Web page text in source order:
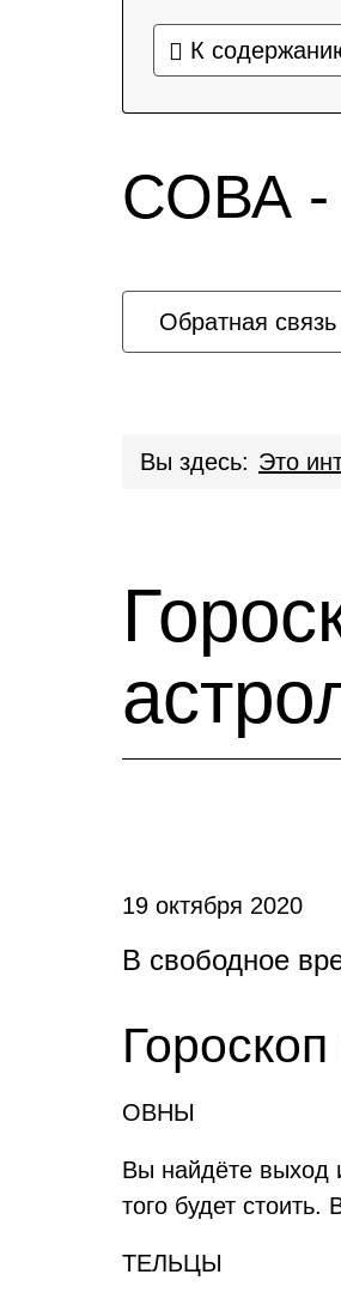
К
СОВА -
Обратная связь
Вы здесь: Это
19 октября 2020
В свободное
ОВНЫ
Вы найдёте выход
того будет
ТЕЛЬЦЫ